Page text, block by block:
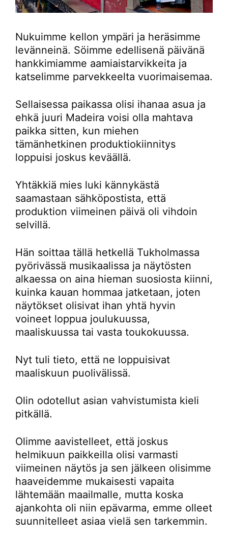
Nukuimme kellon ympäri ja heräsimme
levänneinä. Söimme edellisenä päivänä
hankkimiamme aamiaistarvikkeita ja
katselimme parvekkeelta vuorimaisemaa.
Sellaisessa paikassa olisi ihanaa asua ja
ehkä juuri Madeira voisi olla mahtava
paikka sitten, kun miehen
tämänhetkinen produktiokiinnitys
loppuisi joskus keväällä.
Yhtäkkiä mies luki kännykästä
saamastaan sähköpostista, että
produktion viimeinen päivä oli vihdoin
selvillä.
Hän soittaa tällä hetkellä Tukholmassa
pyörivässä musikaalissa ja näytösten
alkaessa on aina hieman suosiosta kiinni,
kuinka kauan hommaa jatketaan, joten
näytökset olisivat ihan yhtä hyvin
voineet loppua joulukuussa,
maaliskuussa tai vasta toukokuussa.
Nyt tuli tieto, että ne loppuisivat
maaliskuun puolivälissä.
Olin odotellut asian vahvistumista kieli
pitkällä.
Olimme aavistelleet, että joskus
helmikuun paikkeilla olisi varmasti
viimeinen näytös ja sen jälkeen olisimme
haaveidemme mukaisesti vapaita
lähtemään maailmalle, mutta koska
ajankohta oli niin epävarma, emme olleet
suunnitelleet asiaa vielä sen tarkemmin.